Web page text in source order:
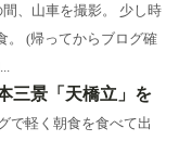
、山車を撮影。 少し時
。 (帰ってからブログ確
三景「天橋立」を
で軽く朝食を食べて出